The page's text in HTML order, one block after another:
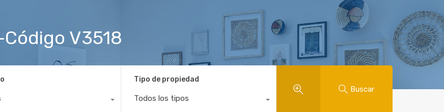
Código V3518
Tipo de propiedad
Todos los tipos
Buscar